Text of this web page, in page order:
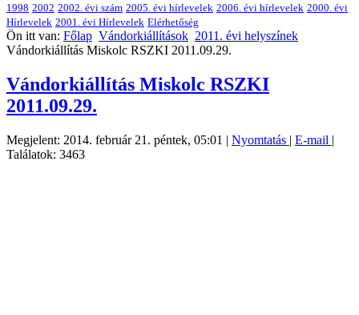
1998 2002 2002. évi szám 2005. évi hírlevelek 2006. évi hírlevelek 2000. évi
Hírlevelek 2001. évi Hírlevelek Elérhetőség
Ön itt van: Főlap Vándorkiállítások 2011. évi helyszínek
Vándorkiállítás Miskolc RSZKI 2011.09.29.
Vándorkiállítás Miskolc RSZKI
2011.09.29.
Megjelent: 2014. február 21. péntek, 05:01 | Nyomtatás | E-mail |
Találatok: 3463